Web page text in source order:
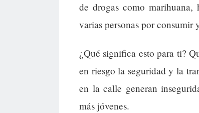
de drogas como marihuana,
varias personas por consumir
¿Qué significa esto para ti?
en riesgo la seguridad y la
en la calle generan
más jóvenes.